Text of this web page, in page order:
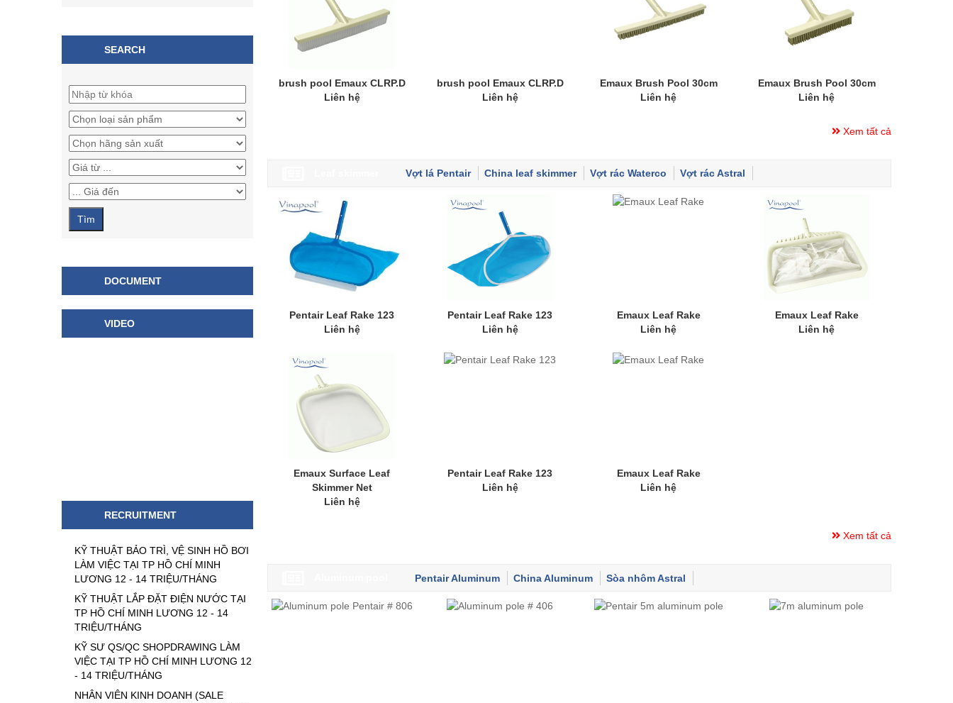
SEARCH
DOCUMENT
VIDEO
RECRUITMENT
KỸ THUẬT BẢO TRÌ, VỆ SINH HỒ BƠI
LÀM VIỆC TẠI TP HỒ CHÍ MINH
LƯƠNG 12 - 14 TRIỆU/THÁNG
KỸ THUẬT LẮP ĐẶT ĐIỆN NƯỚC TẠI
TP HỒ CHÍ MINH LƯƠNG 12 - 14
TRIỆU/THÁNG
KỸ SƯ QS/QC SHOPDRAWING LÀM
VIỆC TẠI TP HỒ CHÍ MINH LƯƠNG 12
- 14 TRIỆU/THÁNG
NHÂN VIÊN KINH DOANH (SALE
brush pool Emaux CLRP.D
Liên hệ
brush pool Emaux CLRP.D
Liên hệ
Emaux Brush Pool 30cm
Liên hệ
Emaux Brush Pool 30cm
Liên hệ
Xem tất cả
Vợt lá Pentair China leaf skimmer Vợt rác Waterco Vợt rác Astral
Pentair Leaf Rake 123
Liên hệ
Pentair Leaf Rake 123
Liên hệ
Emaux Leaf Rake
Liên hệ
Emaux Leaf Rake
Liên hệ
Emaux Surface Leaf
Skimmer Net
Liên hệ
Pentair Leaf Rake 123
Liên hệ
Emaux Leaf Rake
Liên hệ
Xem tất cả
Pentair Aluminum China Aluminum Sòa nhôm Astral